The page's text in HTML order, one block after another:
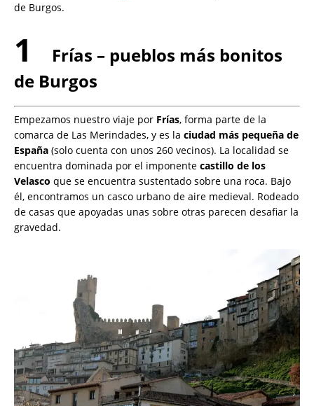
de Burgos.
1 Frías – pueblos más bonitos
de Burgos
Empezamos nuestro viaje por Frías, forma parte de la
comarca de Las Merindades, y es la ciudad más pequeña de
España (solo cuenta con unos 260 vecinos). La localidad se
encuentra dominada por el imponente castillo de los
Velasco que se encuentra sustentado sobre una roca. Bajo
él, encontramos un casco urbano de aire medieval. Rodeado
de casas que apoyadas unas sobre otras parecen desafiar la
gravedad.